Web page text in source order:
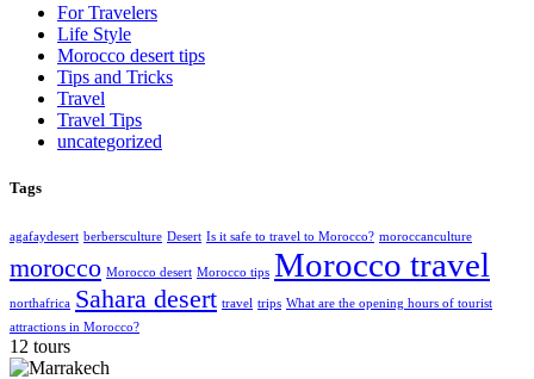
For Travelers
Life Style
Morocco desert tips
Tips and Tricks
Travel
Travel Tips
uncategorized
Tags
agafaydesert berbersculture Desert Is it safe to travel to Morocco? moroccanculture
morocco Morocco desert Morocco tips Morocco travel
northafrica Sahara desert travel trips What are the opening hours of tourist
attractions in Morocco?
12 tours